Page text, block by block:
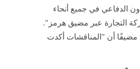
الدفاعي في جميع أنحاء
التجارة عبر مضيق هرمز".
مضيفًا أن "المناقشات أكدت